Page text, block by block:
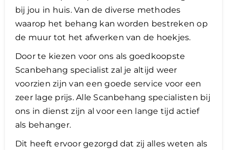
bij jou in huis. Van de diverse methodes
waarop het behang kan worden bestreken op
de muur tot het afwerken van de hoekjes.
Door te kiezen voor ons als goedkoopste
Scanbehang specialist zal je altijd weer
voorzien zijn van een goede service voor een
zeer lage prijs. Alle Scanbehang specialisten bij
ons in dienst zijn al voor een lange tijd actief
als behanger.
​Dit heeft ervoor gezorgd dat zij alles weten als